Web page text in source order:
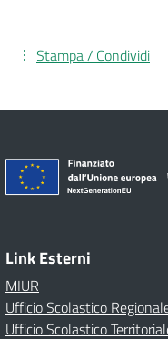
Stampa / Condividi
Link Esterni
MIUR
Ufficio Scolastico
Ufficio Scolastico